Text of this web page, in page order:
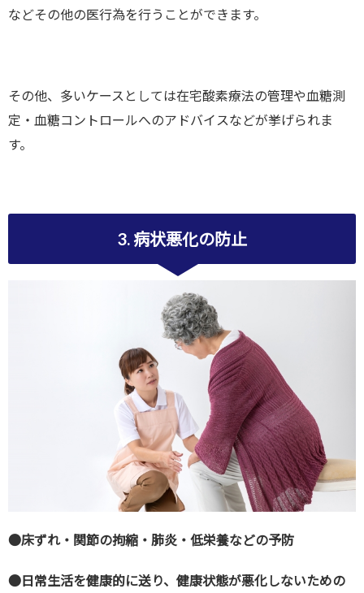
などその他の医行為を行うことができます。
その他、多いケースとしては在宅酸素療法の管理や血糖測
定・血糖コントロールへのアドバイスなどが挙げられま
す。
3. 病状悪化の防止
●床ずれ・関節の拘縮・肺炎・低栄養などの予防
●日常生活を健康的に送り、健康状態が悪化しないための